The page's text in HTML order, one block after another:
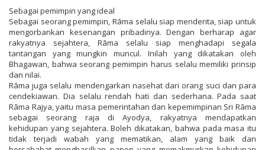
Sebagai pemimpin yang ideal
Sebagai seorang pemimpin, Rāma selalu siap menderita, siap untuk
mengorbankan kesenangan pribadinya. Dengan berharap agar
rakyatnya sejahtera, Rāma selalu siap menghadapi segala
tantangan yang mungkin muncul. Inilah yang dikatakan oleh
Bhagawan, bahwa seorang pemimpin harus selalu memiliki prinsip
dan nilai.
Rāma juga selalu mendengarkan nasehat dari orang suci dan para
cendekiawan. Dia selalu rendah hati dan sederhana. Pada saat
Rāma Rajya, yaitu masa pemerintahan dan kepemimpinan Sri Rāma
sebagai seorang raja di Ayodya, rakyatnya mendapatkan
kehidupan yang sejahtera. Boleh dikatakan, bahwa pada masa itu
tidak terjadi wabah yang mematikan, alam yang baik dan